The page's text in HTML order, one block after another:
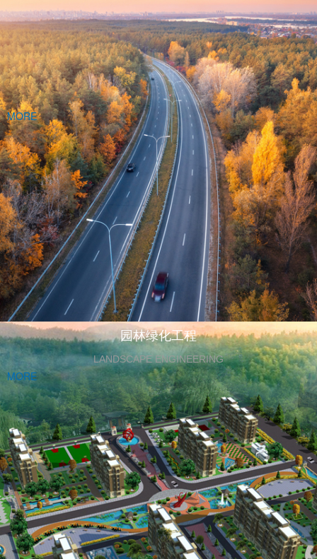
MORE
园林绿化工程
LANDSCAPE ENGINEERING
MORE